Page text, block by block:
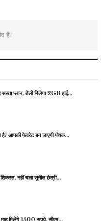
हैं।
प्लान, डेली मिलेगा 2GB हाई…
है? आपकी फेवरेट बन जाएगी पोषक…
शिकस्त, नहीं चला सुनील छेत्री…